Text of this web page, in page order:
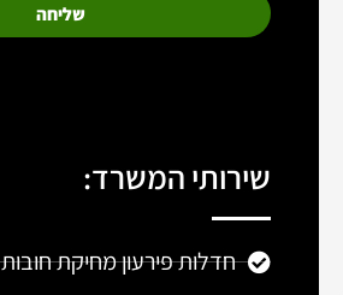
שליחה
שירותי המשרד:
חדלות פירעון מחיקת חובות